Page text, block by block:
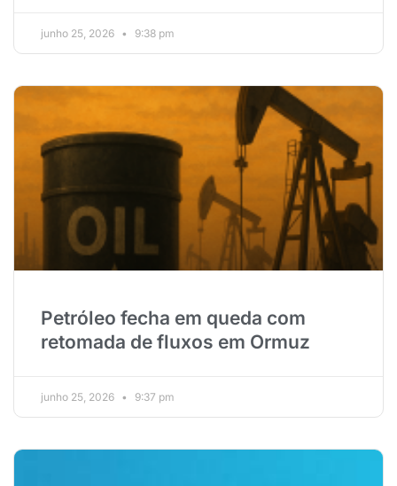
junho 25, 2026 9:38 pm
Petróleo fecha em queda com
retomada de fluxos em Ormuz
junho 25, 2026 9:37 pm